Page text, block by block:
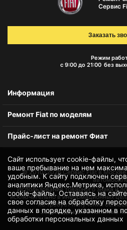
Сайт использует cookie-файлы,
ваше пребывание на нем
удобным. К cайту подключен
аналитики Яндекс.Метрика,
cookie-файлы. Оставаясь на
своесогласие на обработку
данных в порядке, указанном в
обработки персональных данных
Сервис
Режим
с 9:00 до 21:00 без
Заказать
Информация
Ремонт Fiat по моделям
Прайс-лист на ремонт Фиат
© 2010-2026Сервис Fiat в
Использование товарного знака и
исключительно в информационных
не требует получения
Защита данных и политика